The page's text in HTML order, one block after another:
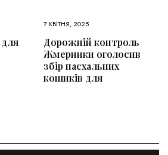
7 КВІТНЯ, 2025
Дорожній контроль
Жмеринки оголосив
збір пасхальних
кошиків для